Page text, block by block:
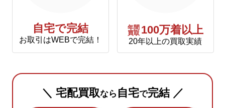
自宅で完結
お取引はWEBで完結！
年間
買取 100万着以上
20年以上の買取実績
＼ 宅配買取なら 自宅で完結 ／